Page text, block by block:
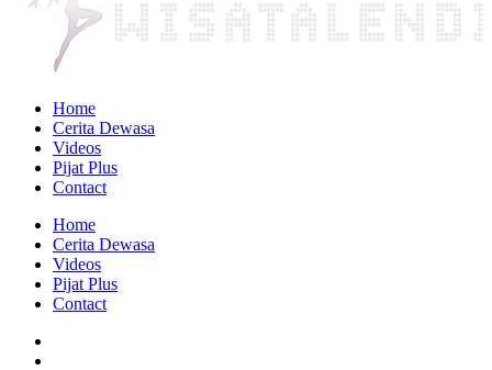
Home
Cerita Dewasa
Videos
Pijat Plus
Contact
Home
Cerita Dewasa
Videos
Pijat Plus
Contact